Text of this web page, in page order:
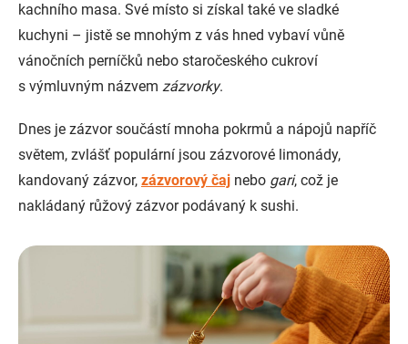
kachního masa. Své místo si získal také ve sladké
kuchyni – jistě se mnohým z vás hned vybaví vůně
vánočních perníčků nebo staročeského cukroví
s výmluvným názvem zázvorky.
Dnes je zázvor součástí mnoha pokrmů a nápojů napříč
světem, zvlášť populární jsou zázvorové limonády,
kandovaný zázvor, zázvorový čaj nebo gari, což je
nakládaný růžový zázvor podávaný k sushi.